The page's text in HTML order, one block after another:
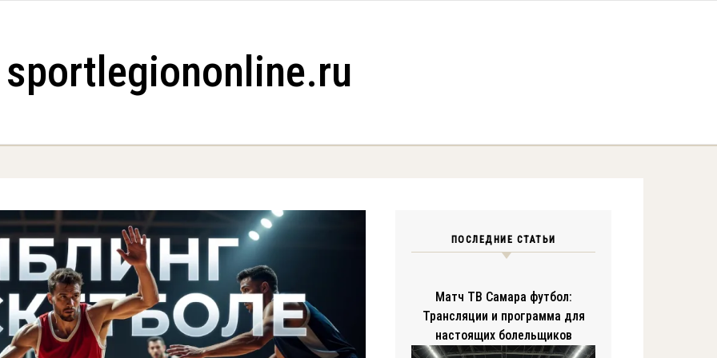
sportlegiononline.ru
ПОСЛЕДНИЕ СТАТЬИ
Матч ТВ Самара футбол:
Трансляции и программа для
настоящих болельщиков